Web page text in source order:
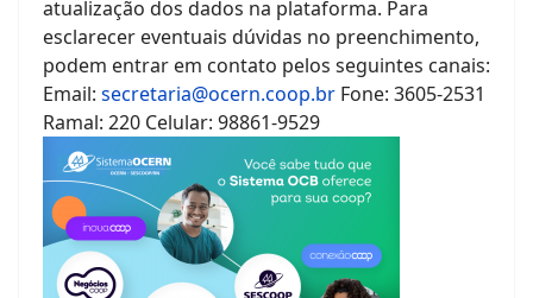
atualização dos dados na plataforma. Para
esclarecer eventuais dúvidas no preenchimento,
podem entrar em contato pelos seguintes canais:
Email: secretaria@ocern.coop.br Fone: 3605-2531
Ramal: 220 Celular: 98861-9529